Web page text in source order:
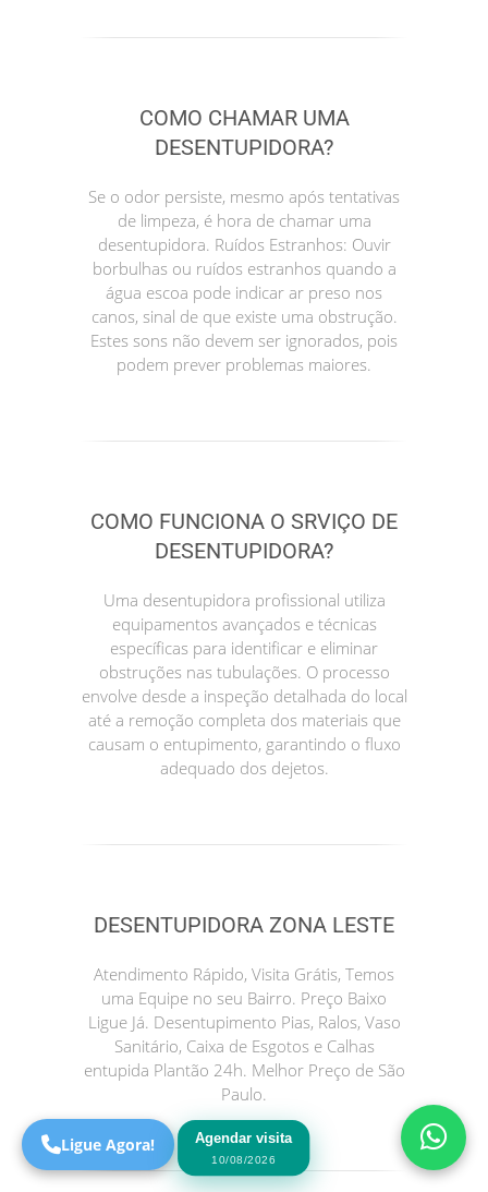
COMO CHAMAR UMA
DESENTUPIDORA?
Se o odor persiste, mesmo após tentativas
de limpeza, é hora de chamar uma
desentupidora. Ruídos Estranhos: Ouvir
borbulhas ou ruídos estranhos quando a
água escoa pode indicar ar preso nos
canos, sinal de que existe uma obstrução.
Estes sons não devem ser ignorados, pois
podem prever problemas maiores.
COMO FUNCIONA O SRVIÇO DE
DESENTUPIDORA?
Uma desentupidora profissional utiliza
equipamentos avançados e técnicas
específicas para identificar e eliminar
obstruções nas tubulações. O processo
envolve desde a inspeção detalhada do local
até a remoção completa dos materiais que
causam o entupimento, garantindo o fluxo
adequado dos dejetos.
DESENTUPIDORA ZONA LESTE
Atendimento Rápido, Visita Grátis, Temos
uma Equipe no seu Bairro. Preço Baixo
Ligue Já. Desentupimento Pias, Ralos, Vaso
Sanitário, Caixa de Esgotos e Calhas
entupida Plantão 24h. Melhor Preço de São
Paulo.
Agendar visita
10/08/2026
Precisa de Ajuda?
Online
São Paulo! Precisa de
ajuda?
Online
Ligue Agora!